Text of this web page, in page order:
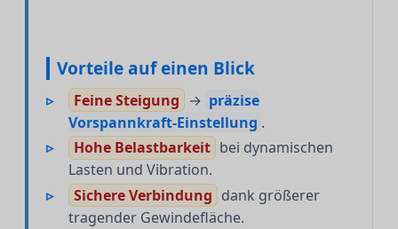
Vorteile auf einen Blick
Feine Steigung → präzise
Vorspannkraft-Einstellung .
Hohe Belastbarkeit bei dynamischen
Lasten und Vibration.
Sichere Verbindung dank größerer
tragender Gewindefläche.